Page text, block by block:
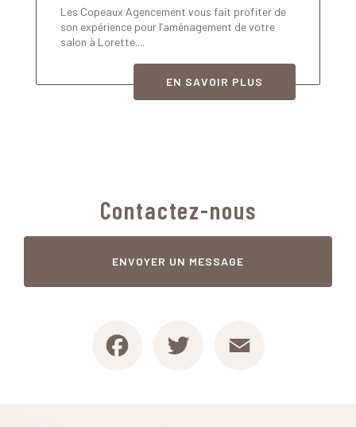
Les Copeaux Agencement vous fait profiter de
son expérience pour l’aménagement de votre
salon à Lorette....
EN SAVOIR PLUS
Contactez-nous
ENVOYER UN MESSAGE